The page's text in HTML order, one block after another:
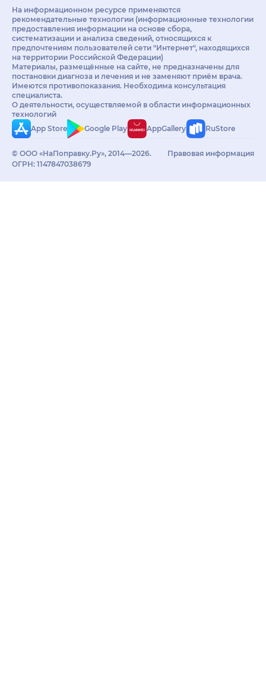
На информационном ресурсе применяются
рекомендательные технологии (информационные технологии
предоставления информации на основе сбора,
систематизации и анализа сведений, относящихся к
предпочтениям пользователей сети "Интернет", находящихся
на территории Российской Федерации)
Материалы, размещённые на сайте, не предназначены для
постановки диагноза и лечения и не заменяют приём врача.
Имеются противопоказания. Необходима консультация
специалиста.
О деятельности, осуществляемой в области информационных
технологий
App Store
Google Play AppGallery RuStore
© ООО «НаПоправку.Ру», 2014—2026.
ОГРН: 1147847038679
Правовая информация